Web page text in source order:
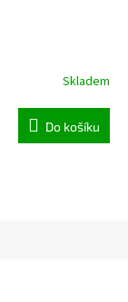
Skladem
Do košíku